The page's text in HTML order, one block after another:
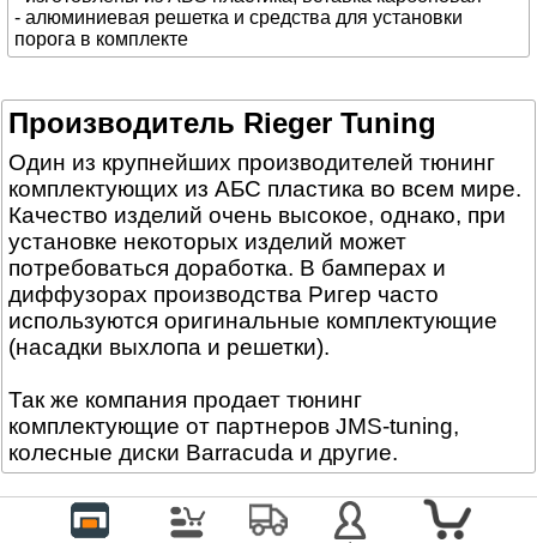
- алюминиевая решетка и средства для установки
порога в комплекте
Производитель Rieger Tuning
Один из крупнейших производителей тюнинг
комплектующих из АБС пластика во всем мире.
Качество изделий очень высокое, однако, при
установке некоторых изделий может
потребоваться доработка. В бамперах и
диффузорах производства Ригер часто
используются оригинальные комплектующие
(насадки выхлопа и решетки).
Так же компания продает тюнинг
комплектующие от партнеров JMS-tuning,
колесные диски Barracuda и другие.